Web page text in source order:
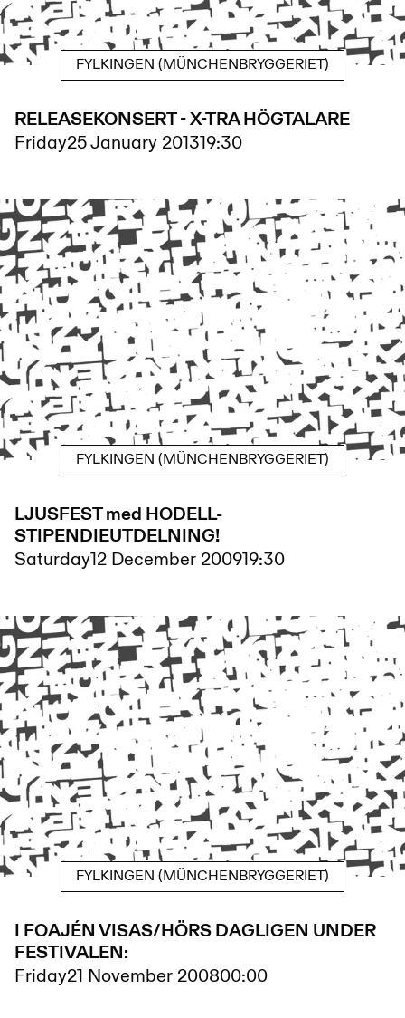
FYLKINGEN (MÜNCHENBRYGGERIET)
RELEASEKONSERT - X-TRA HÖGTALARE
Friday25 January 201319:30
FYLKINGEN (MÜNCHENBRYGGERIET)
LJUSFEST med HODELL-
STIPENDIEUTDELNING!
Saturday12 December 200919:30
FYLKINGEN (MÜNCHENBRYGGERIET)
I FOAJÉN VISAS/HÖRS DAGLIGEN UNDER
FESTIVALEN:
Friday21 November 200800:00